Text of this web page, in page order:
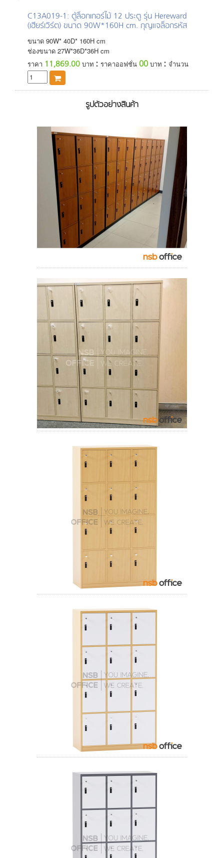
C13A019-1: ตู้ล็อกเกอร์ไม้ 12 ประตู รุ่น Hereward
(เฮียร์เวิร์ต) ขนาด 90W*160H cm. กุญแจล็อกรหัส
ขนาด 90W* 40D* 160H cm
ช่องขนาด 27W*36D*36H cm
ราคา 11,869.00 บาท : ราคาออฟชั่น 00 บาท : จำนวน
รูปตัวอย่างสินค้า